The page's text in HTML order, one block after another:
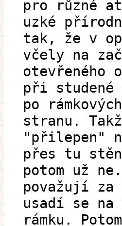
pro různé
uzké
tak, že v
včely na
otevřeného
při studené
po
stranu.
"přilepen"
přes tu
potom už
považují za
usadí se na
rámku.